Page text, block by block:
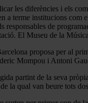
les diferències i els
a terme institucions
responsables de
El Museu de la
proposa per al
Mompou i Antoni
partint de la seva
la qual van beure tots